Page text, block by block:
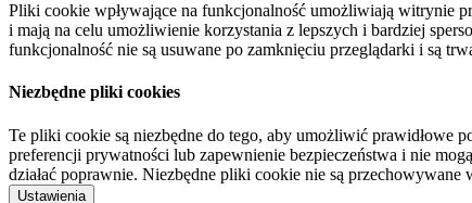
Pliki cookie wpływające na funkcjonalność umożliwiają witrynie
i mają na celu umożliwienie korzystania z lepszych i bardziej
funkcjonalność nie są usuwane po zamknięciu przeglądarki i są
Niezbędne pliki cookies
Te pliki cookie są niezbędne do tego, aby umożliwić prawidłowe
preferencji prywatności lub zapewnienie bezpieczeństwa i nie
działać poprawnie. Niezbędne pliki cookie nie są
Ustawienia